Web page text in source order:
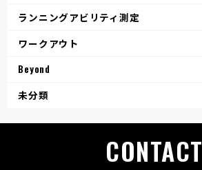
ランニングアビリティ測定
ワークアウト
Beyond
未分類
CONTACT